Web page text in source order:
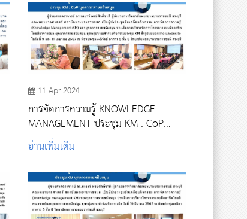
11 Apr 2024
การจัดการความรู้ KNOWLEDGE
MANAGEMENT ประชุม KM : CoP
บุคลากรสายสนับสนุน
อ่านเพิ่มเติม